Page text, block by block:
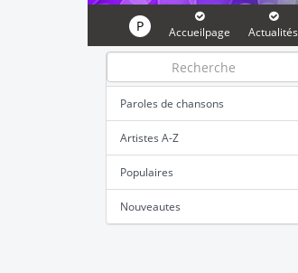
P Accueilpage Actualités
Paroles de chansons
Artistes A-Z
Populaires
Nouveautes